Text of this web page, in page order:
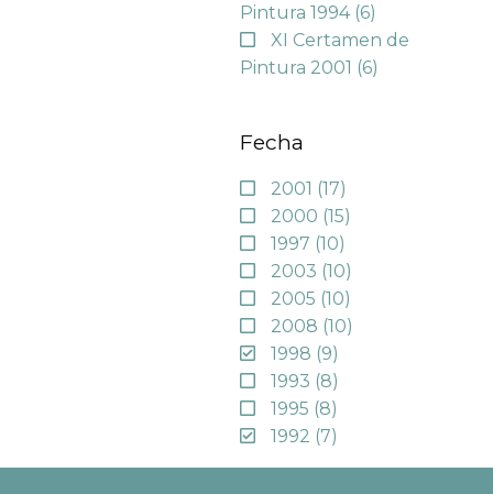
Pintura 1994 (6)
XI Certamen de
Pintura 2001 (6)
Fecha
2001 (17)
2000 (15)
1997 (10)
2003 (10)
2005 (10)
2008 (10)
1998 (9)
1993 (8)
1995 (8)
1992 (7)